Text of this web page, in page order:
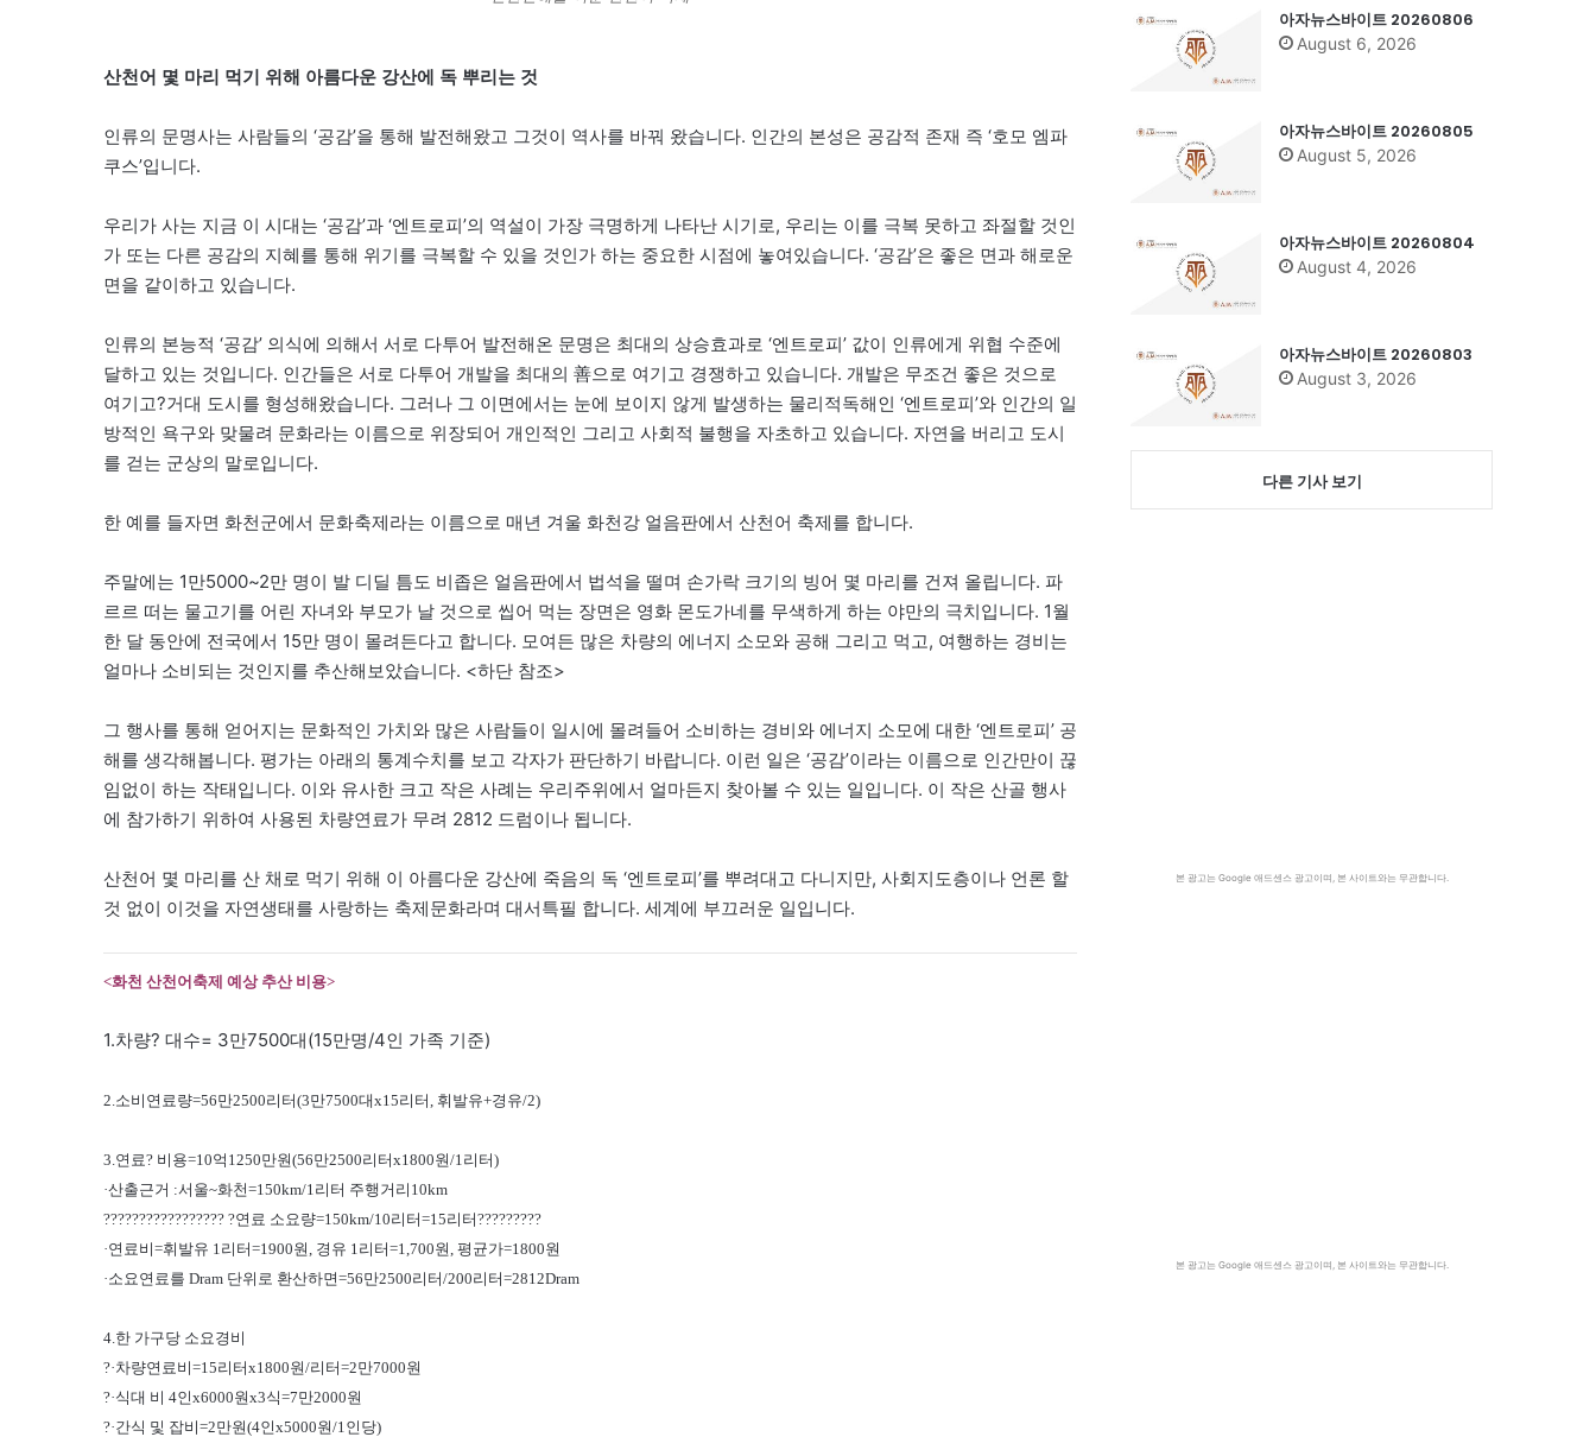
산천어 몇 마리 먹기 위해 아름다운 강산에 독 뿌리는 것
인류의 문명사는 사람들의 ‘공감’을 통해 발전해왔고 그것이 역사를 바꿔 왔습니다. 인간의 본성은 공감적 존재 즉 ‘호모 엠파
쿠스’입니다.
우리가 사는 지금 이 시대는 ‘공감’과 ‘엔트로피’의 역설이 가장 극명하게 나타난 시기로, 우리는 이를 극복 못하고 좌절할 것인
가 또는 다른 공감의 지혜를 통해 위기를 극복할 수 있을 것인가 하는 중요한 시점에 놓여있습니다. ‘공감’은 좋은 면과 해로운
면을 같이하고 있습니다.
인류의 본능적 ‘공감’ 의식에 의해서 서로 다투어 발전해온 문명은 최대의 상승효과로 ‘엔트로피’ 값이 인류에게 위협 수준에
달하고 있는 것입니다. 인간들은 서로 다투어 개발을 최대의 善으로 여기고 경쟁하고 있습니다. 개발은 무조건 좋은 것으로
여기고?거대 도시를 형성해왔습니다. 그러나 그 이면에서는 눈에 보이지 않게 발생하는 물리적독해인 ‘엔트로피’와 인간의 일
방적인 욕구와 맞물려 문화라는 이름으로 위장되어 개인적인 그리고 사회적 불행을 자초하고 있습니다. 자연을 버리고 도시
를 걷는 군상의 말로입니다.
한 예를 들자면 화천군에서 문화축제라는 이름으로 매년 겨울 화천강 얼음판에서 산천어 축제를 합니다.
주말에는 1만5000~2만 명이 발 디딜 틈도 비좁은 얼음판에서 법석을 떨며 손가락 크기의 빙어 몇 마리를 건져 올립니다. 파
르르 떠는 물고기를 어린 자녀와 부모가 날 것으로 씹어 먹는 장면은 영화 몬도가네를 무색하게 하는 야만의 극치입니다. 1월
한 달 동안에 전국에서 15만 명이 몰려든다고 합니다. 모여든 많은 차량의 에너지 소모와 공해 그리고 먹고, 여행하는 경비는
얼마나 소비되는 것인지를 추산해보았습니다. <하단 참조>
그 행사를 통해 얻어지는 문화적인 가치와 많은 사람들이 일시에 몰려들어 소비하는 경비와 에너지 소모에 대한 ‘엔트로피’ 공
해를 생각해봅니다. 평가는 아래의 통계수치를 보고 각자가 판단하기 바랍니다. 이런 일은 ‘공감’이라는 이름으로 인간만이 끊
임없이 하는 작태입니다. 이와 유사한 크고 작은 사례는 우리주위에서 얼마든지 찾아볼 수 있는 일입니다. 이 작은 산골 행사
에 참가하기 위하여 사용된 차량연료가 무려 2812 드럼이나 됩니다.
산천어 몇 마리를 산 채로 먹기 위해 이 아름다운 강산에 죽음의 독 ‘엔트로피’를 뿌려대고 다니지만, 사회지도층이나 언론 할
것 없이 이것을 자연생태를 사랑하는 축제문화라며 대서특필 합니다. 세계에 부끄러운 일입니다.
<화천 산천어축제 예상 추산 비용>
1.차량? 대수= 3만7500대(15만명/4인 가족 기준)
2.소비연료량=56만2500리터(3만7500대x15리터, 휘발유+경유/2)
3.연료? 비용=10억1250만원(56만2500리터x1800원/1리터)
·산출근거 :서울~화천=150km/1리터 주행거리10km
????????????????? ?연료 소요량=150km/10리터=15리터?????????
·연료비=휘발유 1리터=1900원, 경유 1리터=1,700원, 평균가=1800원
·소요연료를 Dram 단위로 환산하면=56만2500리터/200리터=2812Dram
4.한 가구당 소요경비
?·차량연료비=15리터x1800원/리터=2만7000원
?·식대 비 4인x6000원x3식=7만2000원
?·간식 및 잡비=2만원(4인x5000원/1인당)
아자뉴스바이트 20260806
August 6, 2026
아자뉴스바이트 20260805
August 5, 2026
아자뉴스바이트 20260804
August 4, 2026
아자뉴스바이트 20260803
August 3, 2026
다른 기사 보기
본 광고는 Google 애드센스 광고이며, 본 사이트와는 무관합니다.
본 광고는 Google 애드센스 광고이며, 본 사이트와는 무관합니다.